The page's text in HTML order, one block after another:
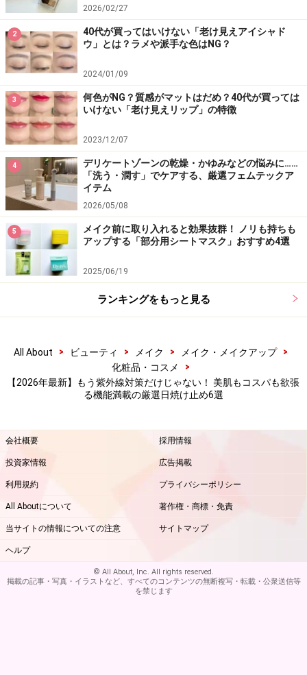
SPF50+・PA++++ UV耐水性★★
70g（税込1089円）※編集部調べ
コスパも重視したい人におすすめ2. ビオレ
テクスチャーの変化も楽しめるビオレの呼吸感ベールUV
湿度に応じて快適さを保つビオレの“呼吸感ベールUV”。
手に取ると、スフレのような軽い質感から、みずみずし
くなじみ、サラリとした仕上がりへとテクスチャーが変
化。肌に負担感を与えにくく、心地よさをキープしてく
れます。たっぷり塗ってもベタつかないので、塗り直し
にも最適。日常使いに頼りになる相棒です。
DATA
ビオレ UV
アクアリッチ エアリーホールドクリーム
SPF50+・PA++++ UV耐水性★★
紫外線対策は、ただ肌を守るだけでなく、仕上がりや心
地よさまで求める時代。機能性を追求するか、メイク効
んでみてはいかがでしょうか。
※記事内容は執筆時点のものです。最新の内容をご確認くださ
※個人の体質、また、誤った方法による実践に起因して肌荒れや
質及び健康状態を十分に考慮し、正しい方法で行ってください。
また、全ての方への有効性を保証するものではありません。
【編集部おすすめの購入サイト】
2026/02/27
2
40代が買ってはいけない「老け見えアイシャド
ウ」とは？ラメや派手な色はNG？
2024/01/09
3
何色がNG？質感がマットはだめ？40代が買っては
いけない「老け見えリップ」の特徴
2023/12/07
4
デリケートゾーンの乾燥・かゆみなどの悩みに……
「洗う・潤す」でケアする、厳選フェムテックア
イテム
2026/05/08
5
メイク前に取り入れると効果抜群！ ノリも持ちも
アップする「部分用シートマスク」おすすめ4選
2025/06/19
ランキングをもっと見る
All About > ビューティ > メイク > メイク・メイクアップ
>
化粧品・コスメ
>
【2026年最新】もう紫外線対策だけじゃない！ 美肌もコスパも欲張
る機能満載の厳選日焼け止め6選
会社概要 採用情報
投資家情報 広告掲載
利用規約 プライバシーポリシー
All Aboutについて 著作権・商標・免責
当サイトの情報についての注意 サイトマップ
ヘルプ
© All About, Inc. All rights reserved.
掲載の記事・写真・イラストなど、すべてのコンテンツの無断複写・転載・公衆送信等
を禁じます